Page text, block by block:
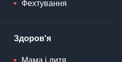
Фехтування
Здоров'я
Мама і дитя